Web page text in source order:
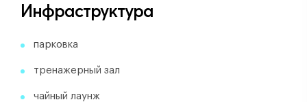
Инфраструктура
парковка
тренажерный зал
чайный лаунж